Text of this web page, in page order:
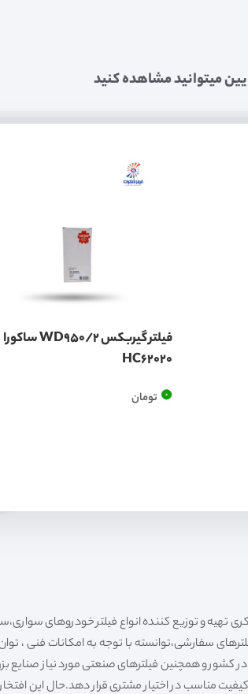
میتوانید مشاهده کنید
فیلتر گیربکس WD950/2 ساکورا
HC62020
0 تومان
سفارشی،توانسته با توجه به امکانات فنی ،
کشور و همچنین فیلترهای صنعتی مورد نیاز صنایع
مناسب در اختیار مشتری قرار دهد.حال این